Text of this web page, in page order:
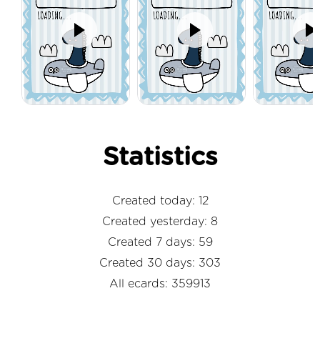
Statistics
Created today: 12
Created yesterday: 8
Created 7 days: 59
Created 30 days: 303
All ecards: 359913